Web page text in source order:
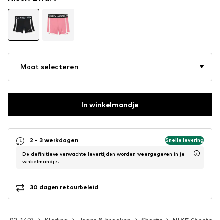
Maat selecteren
In winkelmandje
2 - 3 werkdagen Snelle levering
De definitieve verwachte levertijden worden weergegeven in je
winkelmandje.
30 dagen retourbeleid